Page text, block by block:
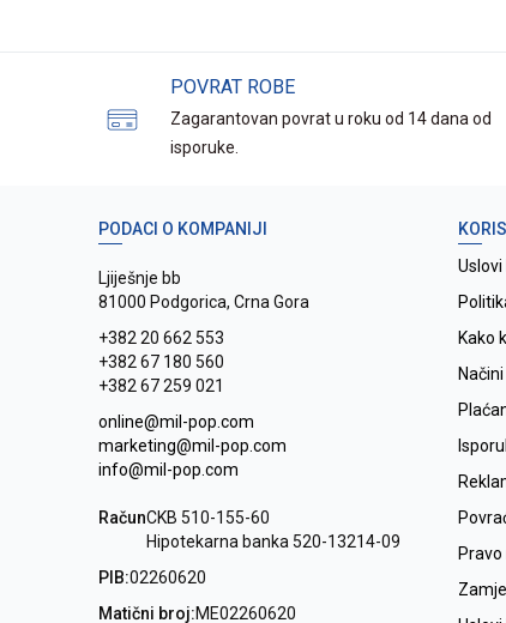
POVRAT ROBE
Zagarantovan povrat u roku od 14 dana od
isporuke.
PODACI O KOMPANIJI
Ljiješnje bb
81000 Podgorica, Crna Gora
+382 20 662 553
+382 67 180 560
+382 67 259 021
online@mil-pop.com
marketing@mil-pop.com
info@mil-pop.com
RačunCKB 510-155-60
Hipotekarna banka 520-13214-09
PIB:02260620
Matični broj:ME02260620
Kako